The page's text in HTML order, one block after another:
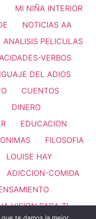
MI NIÑA INTERIOR
NOTICIAS AA
ANALISIS PELICULAS
VERBOS
DEL ADIOS
CUENTOS
DINERO
EDUCACION
FILOSOFIA
LOUISE HAY
ADICCION-COMIDA
VISION PARA TI